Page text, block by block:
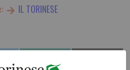
IL TORINESE